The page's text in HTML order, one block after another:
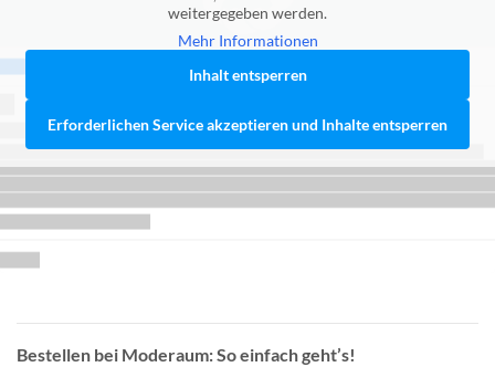
weitergegeben werden.
Mehr Informationen
Inhalt entsperren
Erforderlichen Service akzeptieren und Inhalte entsperren
Bestellen bei Moderaum: So einfach geht’s!